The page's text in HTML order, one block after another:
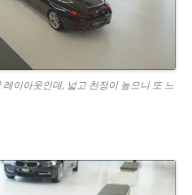
이아웃인데, 넓고 천정이 높으니 또 느